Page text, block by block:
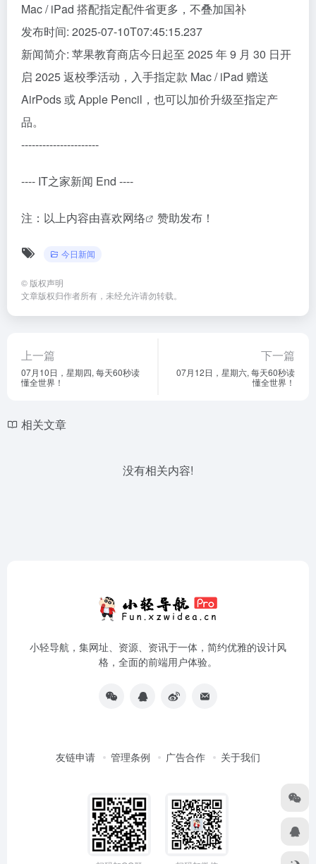
Mac / iPad 搭配指定配件省更多，不叠加国补
发布时间: 2025-07-10T07:45:15.237
新闻简介: 苹果教育商店今日起至 2025 年 9 月 30 日开
启 2025 返校季活动，入手指定款 Mac / iPad 赠送
AirPods 或 Apple Pencil，也可以加价升级至指定产
品。
----------------------
---- IT之家新闻 End ----
注：以上内容由喜欢网络 赞助发布！
今日新闻
© 版权声明
文章版权归作者所有，未经允许请勿转载。
上一篇
07月10日，星期四, 每天60秒读
懂全世界！
下一篇
07月12日，星期六, 每天60秒读
懂全世界！
相关文章
没有相关内容!
小轻导航，集网址、资源、资讯于一体，简约优雅的设计风
格，全面的前端用户体验。
友链申请 管理条例 广告合作 关于我们